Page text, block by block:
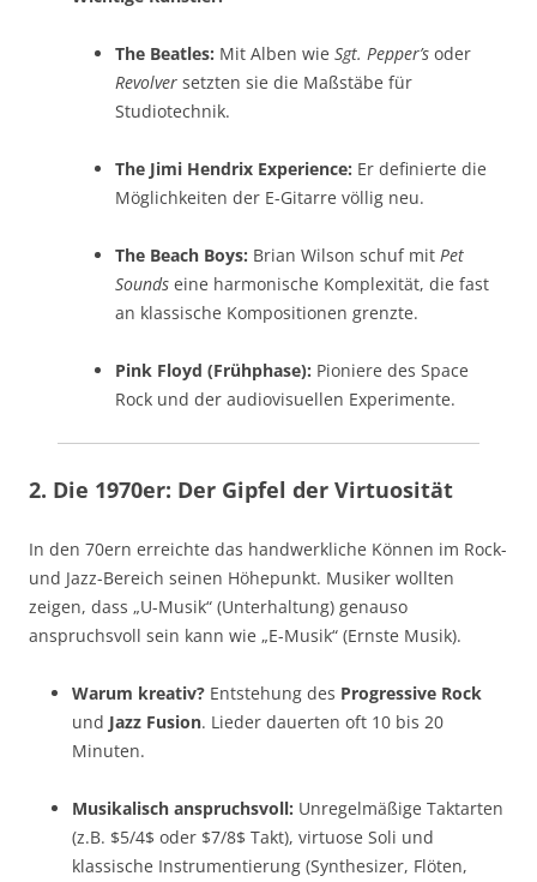
The Beatles: Mit Alben wie Sgt. Pepper’s oder
Revolver setzten sie die Maßstäbe für
Studiotechnik.
The Jimi Hendrix Experience: Er definierte die
Möglichkeiten der E-Gitarre völlig neu.
The Beach Boys: Brian Wilson schuf mit Pet
Sounds eine harmonische Komplexität, die fast
an klassische Kompositionen grenzte.
Pink Floyd (Frühphase): Pioniere des Space
Rock und der audiovisuellen Experimente.
2. Die 1970er: Der Gipfel der Virtuosität
In den 70ern erreichte das handwerkliche Können im Rock-
und Jazz-Bereich seinen Höhepunkt. Musiker wollten
zeigen, dass „U-Musik“ (Unterhaltung) genauso
anspruchsvoll sein kann wie „E-Musik“ (Ernste Musik).
Warum kreativ? Entstehung des Progressive Rock
und Jazz Fusion. Lieder dauerten oft 10 bis 20
Minuten.
Musikalisch anspruchsvoll: Unregelmäßige Taktarten
(z.B. $5/4$ oder $7/8$ Takt), virtuose Soli und
klassische Instrumentierung (Synthesizer, Flöten,